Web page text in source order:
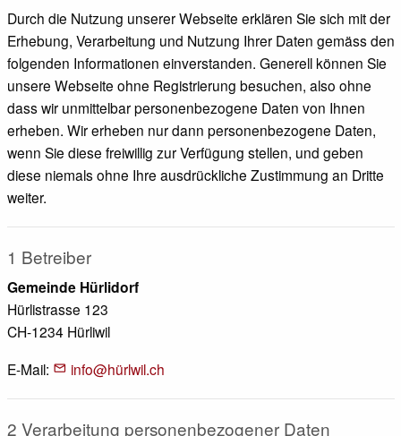
Durch die Nutzung unserer Webseite erklären Sie sich mit der
Erhebung, Verarbeitung und Nutzung Ihrer Daten gemäss den
folgenden Informationen einverstanden. Generell können Sie
unsere Webseite ohne Registrierung besuchen, also ohne
dass wir unmittelbar personenbezogene Daten von Ihnen
erheben. Wir erheben nur dann personenbezogene Daten,
wenn Sie diese freiwillig zur Verfügung stellen, und geben
diese niemals ohne Ihre ausdrückliche Zustimmung an Dritte
weiter.
1 Betreiber
Gemeinde Hürlidorf
Hürlistrasse 123
CH-1234 Hürliwil
E-Mail:
info@hürlwil.ch
2 Verarbeitung personenbezogener Daten